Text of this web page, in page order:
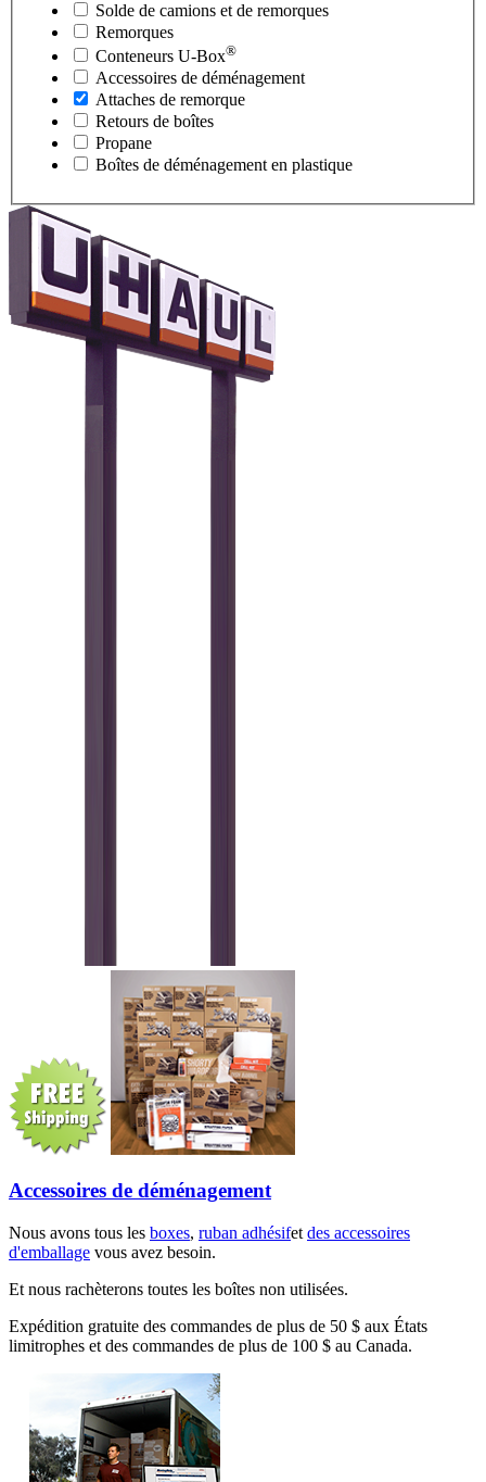
Solde de camions et de remorques
Remorques
Conteneurs U-Box®
Accessoires de déménagement
Attaches de remorque
Retours de boîtes
Propane
Boîtes de déménagement en plastique
Accessoires de déménagement
Nous avons tous les boxes, ruban adhésifet des accessoires
d'emballage vous avez besoin.
Et nous rachèterons toutes les boîtes non utilisées.
Expédition gratuite des commandes de plus de 50 $ aux États
limitrophes et des commandes de plus de 100 $ au Canada.